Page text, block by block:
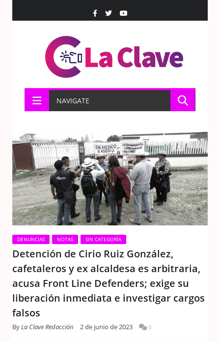
NAVIGATE
DENUNCIAS NOTAS SIN CATEGORÍA
Detención de Cirio Ruiz González,
cafetaleros y ex alcaldesa es arbitraria,
acusa Front Line Defenders; exige su
liberación inmediata e investigar cargos
falsos
ByLa Clave Redacción 2 de junio de 2023 0